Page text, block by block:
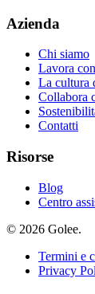
Azienda
Chi siamo
Lavora
La cultura
Collabora
Contatti
Risorse
Blog
Centro
© 2026 Golee.
Termini e
Privacy